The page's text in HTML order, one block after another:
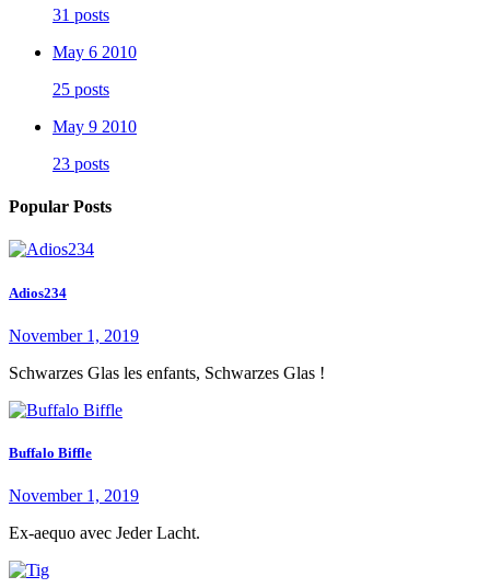
31 posts
May 6 2010
25 posts
May 9 2010
23 posts
Popular Posts
Adios234
November 1, 2019
Schwarzes Glas les enfants, Schwarzes Glas !
Buffalo Biffle
November 1, 2019
Ex-aequo avec Jeder Lacht.